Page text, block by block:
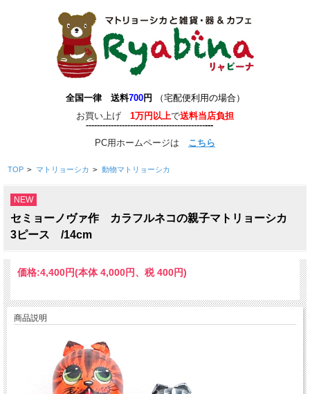
全国一律 送料700円
（宅配便利用の場合）
お買い上げ 1万円以上で送料当店負担
----------------------------------------------
PC用ホームページは こちら
TOP > マトリョーシカ > 動物マトリョーシカ
NEW
セミョーノヴァ作 カラフルネコの親子マトリョーシカ
3ピース /14cm
価格:4,400円(本体 4,000円、税 400円)
商品説明